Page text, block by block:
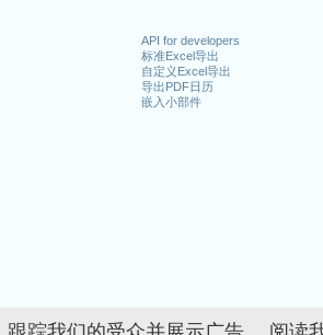
API for developers
标准Excel导出
自定义Excel导出
导出PDF日历
嵌入小部件